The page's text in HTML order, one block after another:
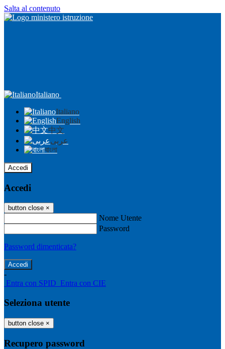
Salta al contenuto
Italiano
Italiano
English
中文
عربى
বাংলা
Accedi
Accedi
button close ×
Nome Utente
Password
Password dimenticata?
-
Entra con SPID Entra con CIE
Seleziona utente
button close ×
Recupero password